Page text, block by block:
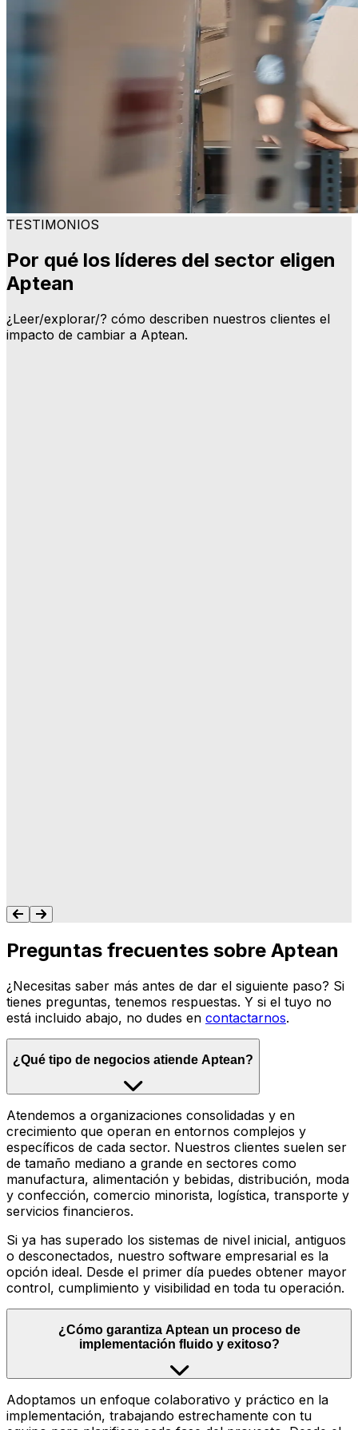
TESTIMONIOS
Por qué los líderes del sector eligen
Aptean
¿Leer/explorar/? cómo describen nuestros clientes el
impacto de cambiar a Aptean.
Preguntas frecuentes sobre Aptean
¿Necesitas saber más antes de dar el siguiente paso? Si
tienes preguntas, tenemos respuestas. Y si el tuyo no
está incluido abajo, no dudes en contactarnos.
¿Qué tipo de negocios atiende Aptean?
Atendemos a organizaciones consolidadas y en
crecimiento que operan en entornos complejos y
específicos de cada sector. Nuestros clientes suelen ser
de tamaño mediano a grande en sectores como
manufactura, alimentación y bebidas, distribución, moda
y confección, comercio minorista, logística, transporte y
servicios financieros.
Si ya has superado los sistemas de nivel inicial, antiguos
o desconectados, nuestro software empresarial es la
opción ideal. Desde el primer día puedes obtener mayor
control, cumplimiento y visibilidad en toda tu operación.
¿Cómo garantiza Aptean un proceso de
implementación fluido y exitoso?
Adoptamos un enfoque colaborativo y práctico en la
implementación, trabajando estrechamente con tu